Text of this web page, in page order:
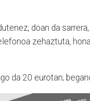
doan da
zehaztuta,
da 20 eurotan;